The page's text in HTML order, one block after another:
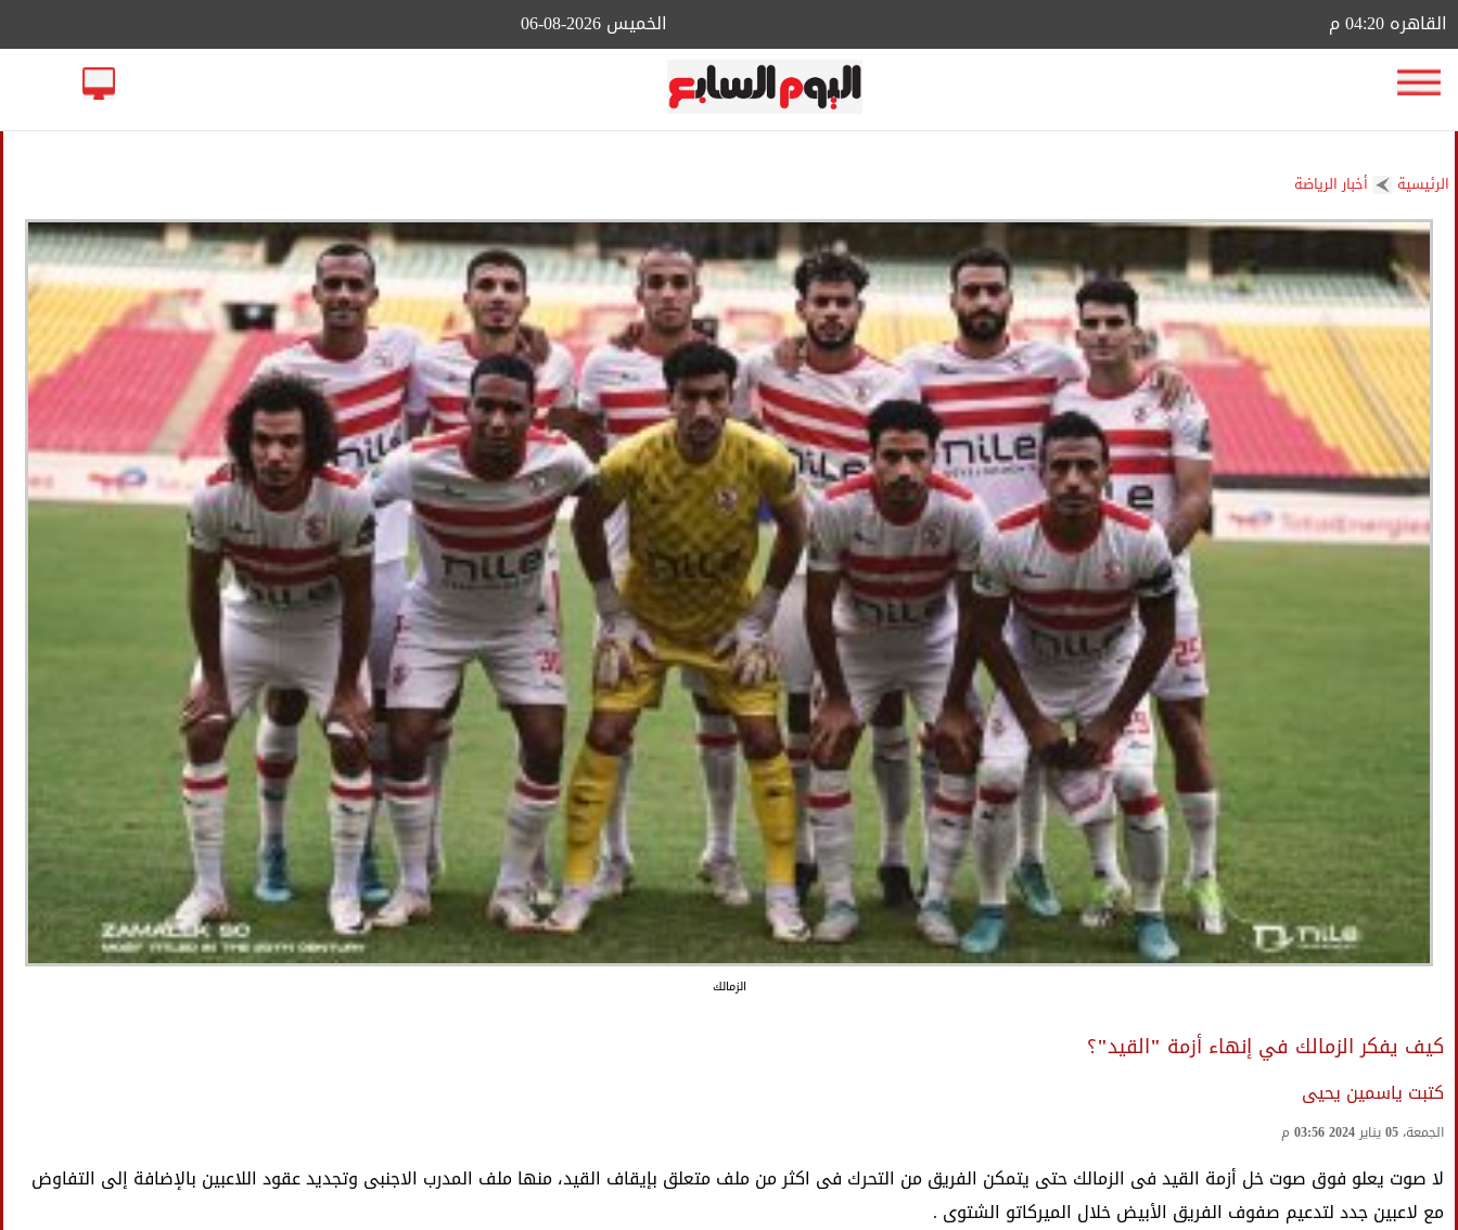
الخميس 2026-08-06 القاهره 04:20 م
الرئيسية أخبار الرياضة
الزمالك
كيف يفكر الزمالك في إنهاء أزمة "القيد"؟
كتبت ياسمين يحيى
الجمعة، 05 يناير 2024 03:56 م
لا صوت يعلو فوق صوت خل أزمة القيد فى الزمالك حتى يتمكن الفريق من التحرك فى اكثر من ملف متعلق بإيقاف القيد، منها ملف المدرب الاجنبى وتجديد عقود اللاعبين بالإضافة إلى التفاوض
مع لاعبين جدد لتدعيم صفوف الفريق الأبيض خلال الميركاتو الشتوى .